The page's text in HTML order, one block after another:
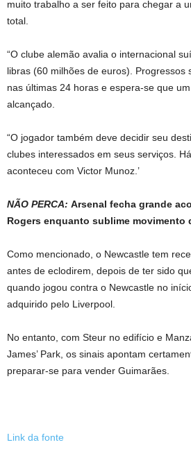
muito trabalho a ser feito para chegar a
total.
“O clube alemão avalia o internacional
libras (60 milhões de euros). Progressos
nas últimas 24 horas e espera-se que
alcançado.
“O jogador também deve decidir seu
clubes interessados ​​em seus serviços.
aconteceu com Victor Munoz.’
NÃO PERCA: Arsenal fecha grande
Rogers enquanto sublime movimento
Como mencionado, o Newcastle tem
antes de eclodirem, depois de ter sido
quando jogou contra o Newcastle no
adquirido pelo Liverpool.
No entanto, com Steur no edifício e
James’ Park, os sinais apontam
preparar-se para vender Guimarães.
Link da fonte